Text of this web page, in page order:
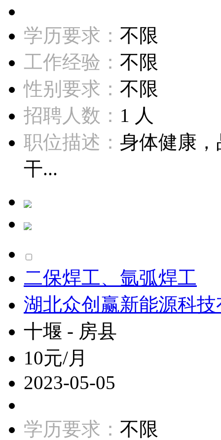
学历要求： 不限
工作经验： 不限
性别要求： 不限
招聘人数： 1 人
职位描述： 身体健康
干...
二保焊工、氩弧焊工
湖北众创赢新能源科
十堰 - 房县
10元/月
2023-05-05
学历要求： 不限